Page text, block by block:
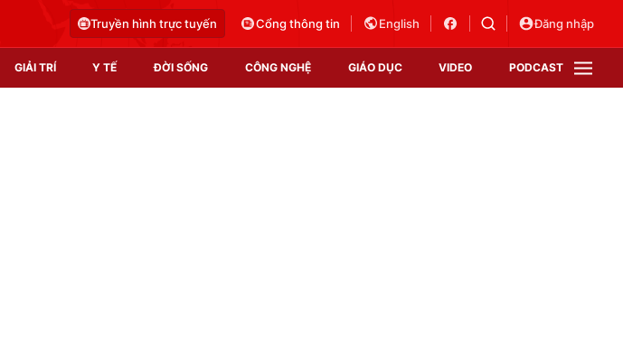
Truyền hình trực tuyến Cổng thông tin English Đăng nhập
GIẢI TRÍ Y TẾ ĐỜI SỐNG CÔNG NGHỆ GIÁO DỤC VIDEO PODCAST